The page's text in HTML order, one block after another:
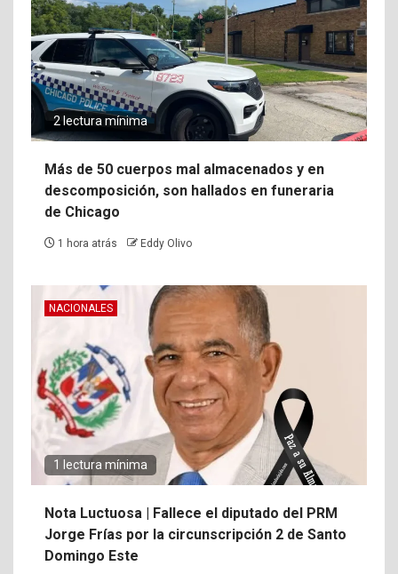
2 lectura mínima
Más de 50 cuerpos mal almacenados y en
descomposición, son hallados en funeraria
de Chicago
1 hora atrás Eddy Olivo
NACIONALES
1 lectura mínima
Nota Luctuosa | Fallece el diputado del PRM
Jorge Frías por la circunscripción 2 de Santo
Domingo Este